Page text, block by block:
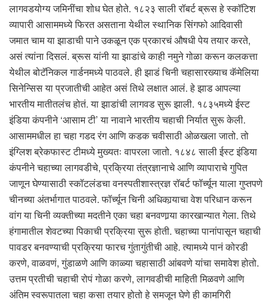
लागवडयोग्य जमिनींचा शोध घेत होते. १८२३ साली रॉबर्ट ब्रूस हे स्कॉटिश
व्यापारी आसाममध्ये फिरत असताना येथील स्थानिक सिंगफो आदिवासी
जमात चाम या झाडाची पाने उकळून एक प्रकारचं औषधी पेय तयार करते,
असं त्यांना दिसलं. ब्रूस यांनी या झाडांचे काही नमुने गोळा करून कलकत्ता
येथील बोटॅनिकल गार्डनमध्ये पाठवले. ही झाडं चिनी चहासारख्याच कॅमेलिया
सिनेन्सिस या प्रजातीची आहेत असं तिथे लक्षात आलं. हे झाड आपल्या
भारतीय मातीतलंच होतं. या झाडांची लागवड सुरू झाली. १८३५मध्ये ईस्ट
इंडिया कंपनीने ‘आसाम टी’ या नावाने भारतीय चहाची निर्यात सुरू केली.
आसाममधील हा चहा गडद रंग आणि कडक चवीसाठी ओळखला जातो. तो
इंग्लिश ब्रेकफास्ट टीमध्ये मुख्यतः वापरला जातो. १८४८ साली ईस्ट इंडिया
कंपनीने चहाच्या लागवडीचे, प्रक्रिया तंत्रज्ञानाचे आणि व्यापाराचे गुपित
जाणून घेण्यासाठी स्कॉटलंडचा वनस्पतीशास्त्रज्ञ रॉबर्ट फॉर्च्यून याला गुप्तपणे
चीनच्या अंतर्भागात पाठवले. फॉर्च्यून चिनी अधिकार्‍याचा वेश परिधान करून
वांग या चिनी व्यक्तीच्या मदतीने एका चहा बनवणार्‍या कारखान्यात गेला. तिथे
हंगामातील शेवटच्या पिकाची प्रक्रिया सुरू होती. चहाच्या पानांपासून चहाची
पावडर बनवण्याची प्रक्रिया फारच गुंतागुंतीची आहे. त्यामध्ये पानं कोरडी
करणे, वाळवणं, गुंडाळणे आणि काळ्या चहासाठी आंबवणे यांचा समावेश होतो.
उत्तम प्रतीची चहाची रोपं गोळा करणे, लागवडीची माहिती मिळवणे आणि
अंतिम स्वरूपातला चहा कसा तयार होतो हे समजून घेणे ही कामगिरी